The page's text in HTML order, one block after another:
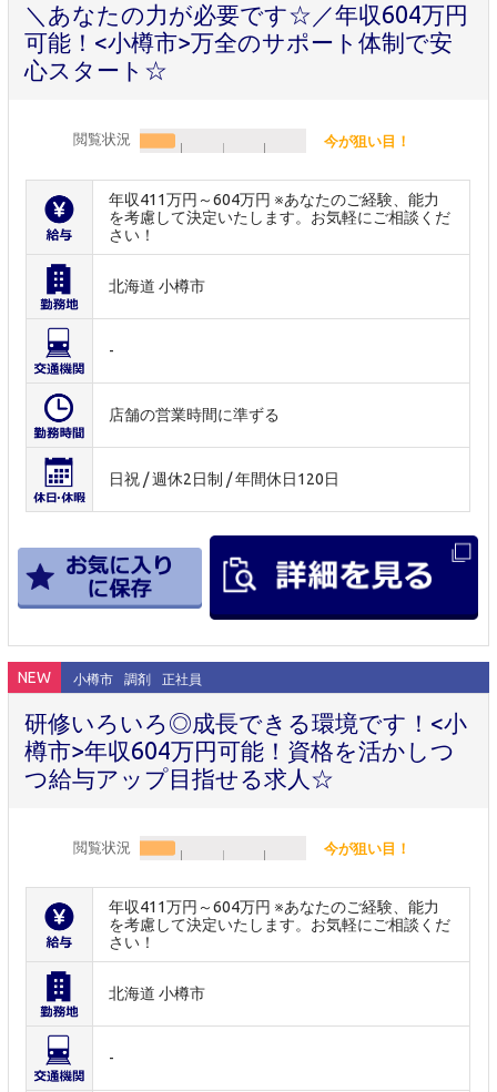
＼あなたの力が必要です☆／年収604万円
可能！<小樽市>万全のサポート体制で安
心スタート☆
閲覧状況 今が狙い目！
年収411万円～604万円 ※あなたのご経験、能力
を考慮して決定いたします。お気軽にご相談くだ
さい！
北海道 小樽市
-
店舗の営業時間に準ずる
日祝 / 週休2日制 / 年間休日120日
NEW 小樽市 調剤 正社員
研修いろいろ◎成長できる環境です！<小
樽市>年収604万円可能！資格を活かしつ
つ給与アップ目指せる求人☆
閲覧状況 今が狙い目！
年収411万円～604万円 ※あなたのご経験、能力
を考慮して決定いたします。お気軽にご相談くだ
さい！
北海道 小樽市
-